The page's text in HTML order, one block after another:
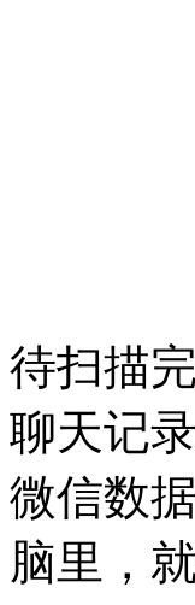
待扫描
聊天记
微信数
脑里，